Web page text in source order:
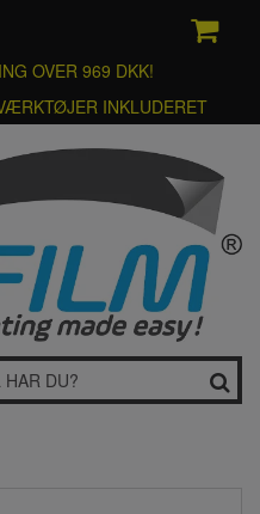
OVER 969 DKK!
INKLUDERET